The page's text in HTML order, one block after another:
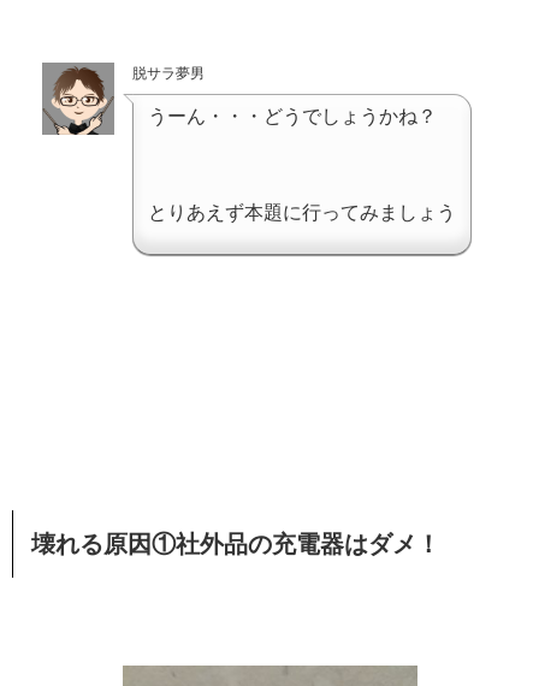
脱サラ夢男
うーん・・・どうでしょうかね？
とりあえず本題に行ってみましょう
壊れる原因①社外品の充電器はダメ！